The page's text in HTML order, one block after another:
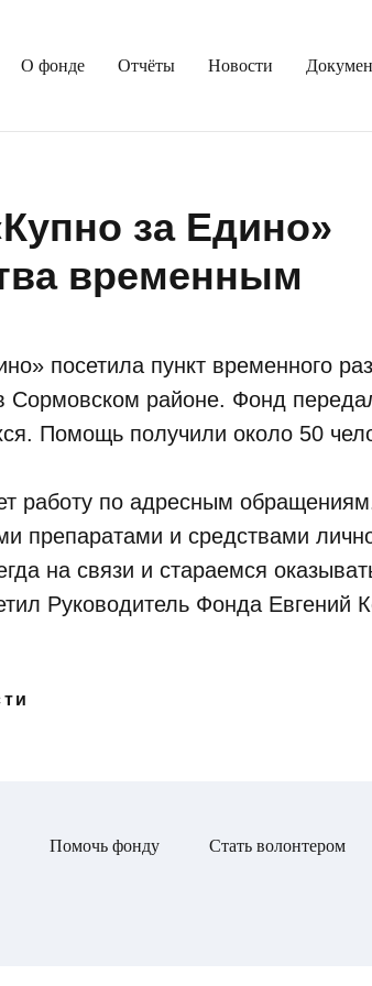
О фонде Отчёты Новости
за Едино»
временным
посетила пункт временного
Сормовском районе. Фонд
Помощь получили около 50
работу по адресным
препаратами и средствами
на связи и стараемся
Руководитель Фонда Евгений
Помочь фонду Стать волонтером